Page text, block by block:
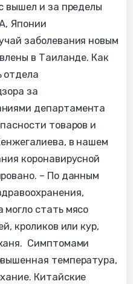
вышел и за пределы
Японии
заболевания новым
в Таиланде. Как
отдела
за
департамента
товаров и
в нашем
коронавирусной
– По данным
могло стать мясо
кроликов или кур,
Симптомами
температура,
Китайские